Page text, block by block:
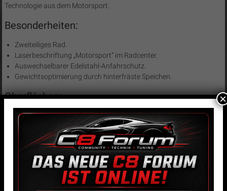
Technologie aus dem Motorsport.
Besonderheiten:
Zweiteiliges Rad.
Laserbeschriftung „Motorsport“ im Radcenter.
Auswechselbarer Edelstahl-Anfahrschutz.
Gewichtsoptimierung durch hinterfräste Speichen.
Oberflächen:
Stern: Schwarz matt, Felge: Titan matt
Stern: Platinum matt, Felge: Schwarz matt
Stern: Schwarz matt, Felge: Bronze matt
Ähnliche Produkte
×